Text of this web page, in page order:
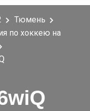
Тюмень
по хоккею на